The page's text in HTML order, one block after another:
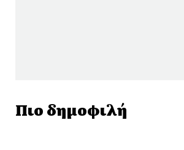
Πιο δημοφιλή